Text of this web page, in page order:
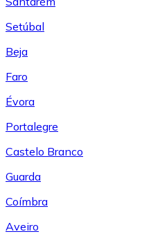
Setúbal
Beja
Faro
Évora
Portalegre
Castelo Branco
Guarda
Coímbra
Aveiro